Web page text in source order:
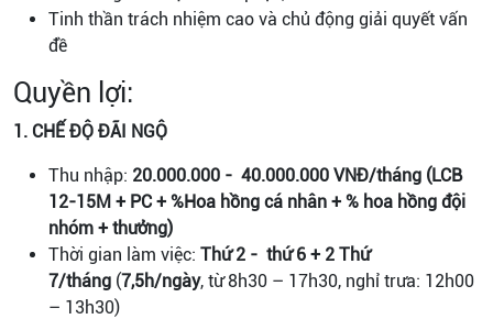
Tinh thần trách nhiệm cao và chủ động giải quyết vấn
đề
Quyền lợi:
1. CHẾ ĐỘ ĐÃI NGỘ
Thu nhập: 20.000.000 - 40.000.000 VNĐ/tháng (LCB
12-15M + PC + %Hoa hồng cá nhân + % hoa hồng đội
nhóm + thưởng)
Thời gian làm việc: Thứ 2 - thứ 6 + 2 Thứ
7/tháng (7,5h/ngày, từ 8h30 – 17h30, nghỉ trưa: 12h00
– 13h30)